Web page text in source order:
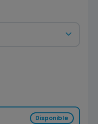
Disponible